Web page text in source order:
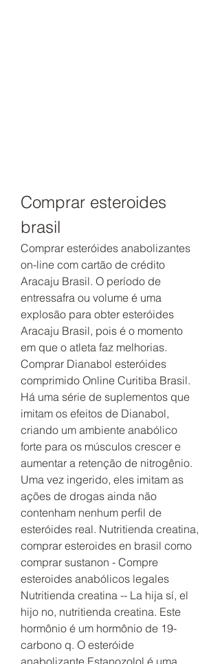
Comprar esteroides
brasil
Comprar esteróides anabolizantes
on-line com cartão de crédito
Aracaju Brasil. O período de
entressafra ou volume é uma
explosão para obter esteróides
Aracaju Brasil, pois é o momento
em que o atleta faz melhorias.
Comprar Dianabol esteróides
comprimido Online Curitiba Brasil.
Há uma série de suplementos que
imitam os efeitos de Dianabol,
criando um ambiente anabólico
forte para os músculos crescer e
aumentar a retenção de nitrogênio.
Uma vez ingerido, eles imitam as
ações de drogas ainda não
contenham nenhum perfil de
esteróides real. Nutritienda creatina,
comprar esteroides en brasil como
comprar sustanon - Compre
esteroides anabólicos legales
Nutritienda creatina -- La hija sí, el
hijo no, nutritienda creatina. Este
hormônio é um hormônio de 19-
carbono q. O esteróide
anabolizante Estanozolol é uma